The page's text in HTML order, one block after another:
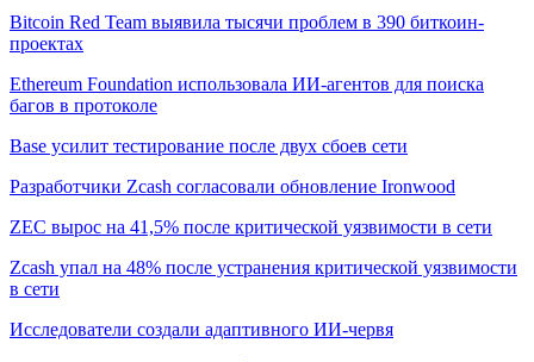
Bitcoin Red Team выявила тысячи проблем в 390 биткоин-
проектах
Ethereum Foundation использовала ИИ-агентов для поиска
багов в протоколе
Base усилит тестирование после двух сбоев сети
Разработчики Zcash согласовали обновление Ironwood
ZEC вырос на 41,5% после критической уязвимости в сети
Zcash упал на 48% после устранения критической уязвимости
в сети
Исследователи создали адаптивного ИИ-червя